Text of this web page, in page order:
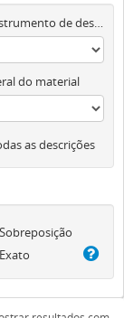
Instrumento de descrição documental
do material
as descrições
Sobreposição
Exato